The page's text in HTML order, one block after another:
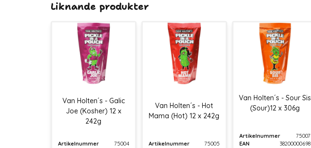
Liknande produkter
Van Holten´s - Galic
Joe (Kosher) 12 x
242g
Artikelnummer 75004
Van Holten´s - Hot
Mama (Hot) 12 x 242g
Artikelnummer 75005
Van Holten´s - Sour Sis
(Sour)12 x 306g
Artikelnummer
75007
EAN
38200000698